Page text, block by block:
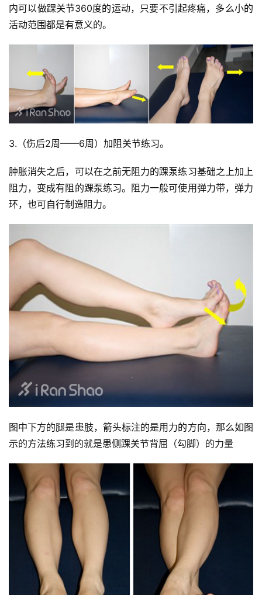
内可以做踝关节360度的运动，只要不引起疼痛，多么小的
活动范围都是有意义的。
3.（伤后2周——6周）加阻关节练习。
肿胀消失之后，可以在之前无阻力的踝泵练习基础之上加上
阻力，变成有阻的踝泵练习。阻力一般可使用弹力带，弹力
环，也可自行制造阻力。
图中下方的腿是患肢，箭头标注的是用力的方向，那么如图
示的方法练习到的就是患侧踝关节背屈（勾脚）的力量